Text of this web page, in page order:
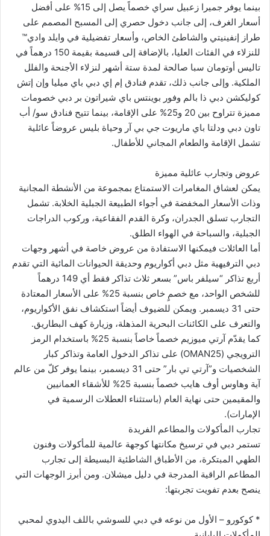
بينما يوفر جميرا زعبيل سراي خصماً يصل إلى 15% على أفضل
أسعار الغرف، إلى جانب دخول حصري إلى المسبح المصمم على
طراز إنفينيتي والشاطئ الخاص، وأسعار تفضيلية في وايلد وادي™
للنزلاء في الفئات العليا، بالإضافة إلى قسيمة بقيمة 150 درهماً في
تاليس أوتومان سبا صالحة لمدة ستة أشهر لنزلاء الأجنحة والفلل
الملكية. وإلى جانب ذلك، تقدم فنادق إم إي دبي باي ميليا وإن إتش
كوليكشن دبي ذا بالم وفور بوينتس باي شيراتون بر دبي خصومات
مميزة تتراوح بين 20 و25% على الإقامة، بينما تتيح فنادق سو/ أب
تاون دبي ودلتا باي ماريوت جي بي آر وحياة بليس عروضاً عائلية
تشمل الإقامة والطعام المجاني للأطفال.
عروض وتجارب عائلية مميزة
يمكن لعشاق المغامرات الاستمتاع بمجموعة من الأنشطة المجانية
وذات الأسعار المخفضة في أجواء الطبيعة الجبلية الخلابة. تشمل
التجارب تسلق الجدران، وكرة القدم الفقاعية، وركوب الدراجات
الجبلية، والسباحة في الهواء الطلق.
أما العائلات فيمكنها الاستفادة من عروض خاصة في أشهر وجهات
دبي الترفيهية مثل دبي أكواريوم وحديقة الحيوانات المائية التي تقدم
أربع تذاكر “سيلفر باس” بسعر ثلاث تذاكر فقط أي 149 درهماً
للشخص الواحد، مع خصمٍ خاص بنسبة 25% على الأسعار المعتادة
حتى 31 ديسمبر. ويمكن للضيوف أيضاً استكشاف نفق الأكواريوم،
والتعرف على الكائنات البحرية المذهلة، وزيارة كهف البطاريق.
كما يقدّم آرتي ميوزيم خصماً خاصاً بنسبة 25% باستخدام الرمز
الترويجي (OMAN25) على تذاكر الدخول العامة وتذاكر كبار
الشخصيات و”آرتي تي بار” حتى 31 ديسمبر، بينما يوفر كلّ من عالم
آية وهاوس أوف هايب خصماً بنسبة 25% للأشقاء العمانيين
والمقيمين حتى نهاية العام (باستثناء العطلات الرسمية في
الإمارات).
تجارب المأكولات والمطاعم الفريدة
تستمر دبي في ترسيخ مكانتها كوجهة عالمية للمأكولات وفنون
الطهي المبتكرة، من الأطباق الشاطئية البسيطة إلى تجارب
المطاعم الراقية المدرجة في دليل ميشلان. ومن أبرز الوجهات التي
ينصح بعدم تفويت تجربتها:
* كوكورو – الأول من نوعه في دبي للسوشي باللف اليدوي لمحبي